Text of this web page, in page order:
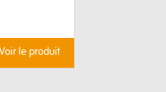
voir le produit